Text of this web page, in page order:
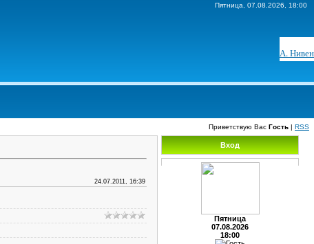
Пятница, 07.08.2026, 18:00
А. Нивен
Приветствую Вас Гость | RSS
24.07.2011, 16:39
Вход
Пятница
07.08.2026
18:00